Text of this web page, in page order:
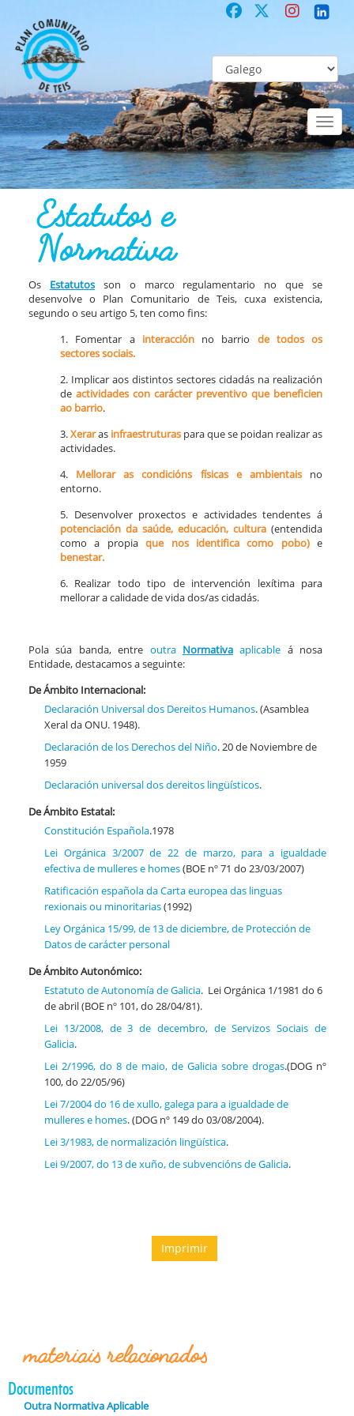
Toggle
COMUNITARIO Co-laboración participativa Estatutos e Normativa
Estatutos e
Normativa
Os Estatutosson o marco regulamentario no que se
desenvolve o Plan Comunitario de Teis, cuxa existencia,
segundo o seu artigo 5, ten como fins:
1. Fomentar a interacciónno barrio de todos os
sectores sociais.
2. Implicar aos distintos sectores cidadás na realización
de actividades con carácter preventivo que beneficien
ao barrio.
3.Xeraras infraestruturas para que se poidan realizar as
actividades.
4. Mellorar as condicións físicas e ambientais no
entorno.
5. Desenvolver proxectos e actividades tendentes á
potenciación da saúde, educación, cultura (entendida
como a propiaque nos identifica como pobo)e
benestar.
6. Realizar todo tipo de intervención lexítima para
mellorar a calidade de vida dos/as cidadás.
Pola súa banda, entre outra Normativaaplicable á nosa
Entidade, destacamos a seguinte:
De Ámbito Internacional:
Declaración Universal dos Dereitos Humanos. (Asamblea
Xeral da ONU. 1948).
Declaración de los Derechos del Niño. 20 de Noviembre de
1959
Declaración universal dos dereitos lingüísticos.
De Ámbito Estatal:
Constitución Española.1978
Lei Orgánica 3/2007 de 22 de marzo, para a igualdade
efectiva de mulleres e homes(BOE nº 71 do 23/03/2007)
Ratificación española da Carta europea das linguas
rexionais ou minoritarias(1992)
Ley Orgánica 15/99, de 13 de diciembre, de Protección de
Datos de carácter personal
De Ámbito Autonómico:
Estatuto de Autonomía de Galicia. Lei Orgánica 1/1981 do 6
de abril (BOE nº 101, do 28/04/81).
Lei 13/2008, de 3 de decembro, de Servizos Sociais de
Galicia.
Lei 2/1996, do 8 de maio, de Galicia sobre drogas.(DOG nº
100, do 22/05/96)
Lei 7/2004 do 16 de xullo, galega para a igualdade de
mulleres e homes. (DOG nº 149 do 03/08/2004).
Lei 3/1983, de normalización lingüística.
Lei 9/2007, do 13 de xuño, de subvencións de Galicia.
Imprimir
materiais relacionados
Documentos
Outra Normativa Aplicable